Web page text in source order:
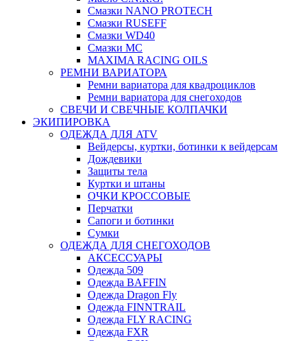
Смазки NANO PROTECH
Смазки RUSEFF
Смазки WD40
Смазки МС
MAXIMA RACING OILS
РЕМНИ ВАРИАТОРА
Ремни вариатора для квадроциклов
Ремни вариатора для снегоходов
СВЕЧИ И СВЕЧНЫЕ КОЛПАЧКИ
ЭКИПИРОВКА
ОДЕЖДА ДЛЯ ATV
Вейдерсы, куртки, ботинки к вейдерсам
Дождевики
Защиты тела
Куртки и штаны
ОЧКИ КРОССОВЫЕ
Перчатки
Сапоги и ботинки
Сумки
ОДЕЖДА ДЛЯ СНЕГОХОДОВ
АКСЕССУАРЫ
Одежда 509
Одежда BAFFIN
Одежда Dragon Fly
Одежда FINNTRAIL
Одежда FLY RACING
Одежда FXR